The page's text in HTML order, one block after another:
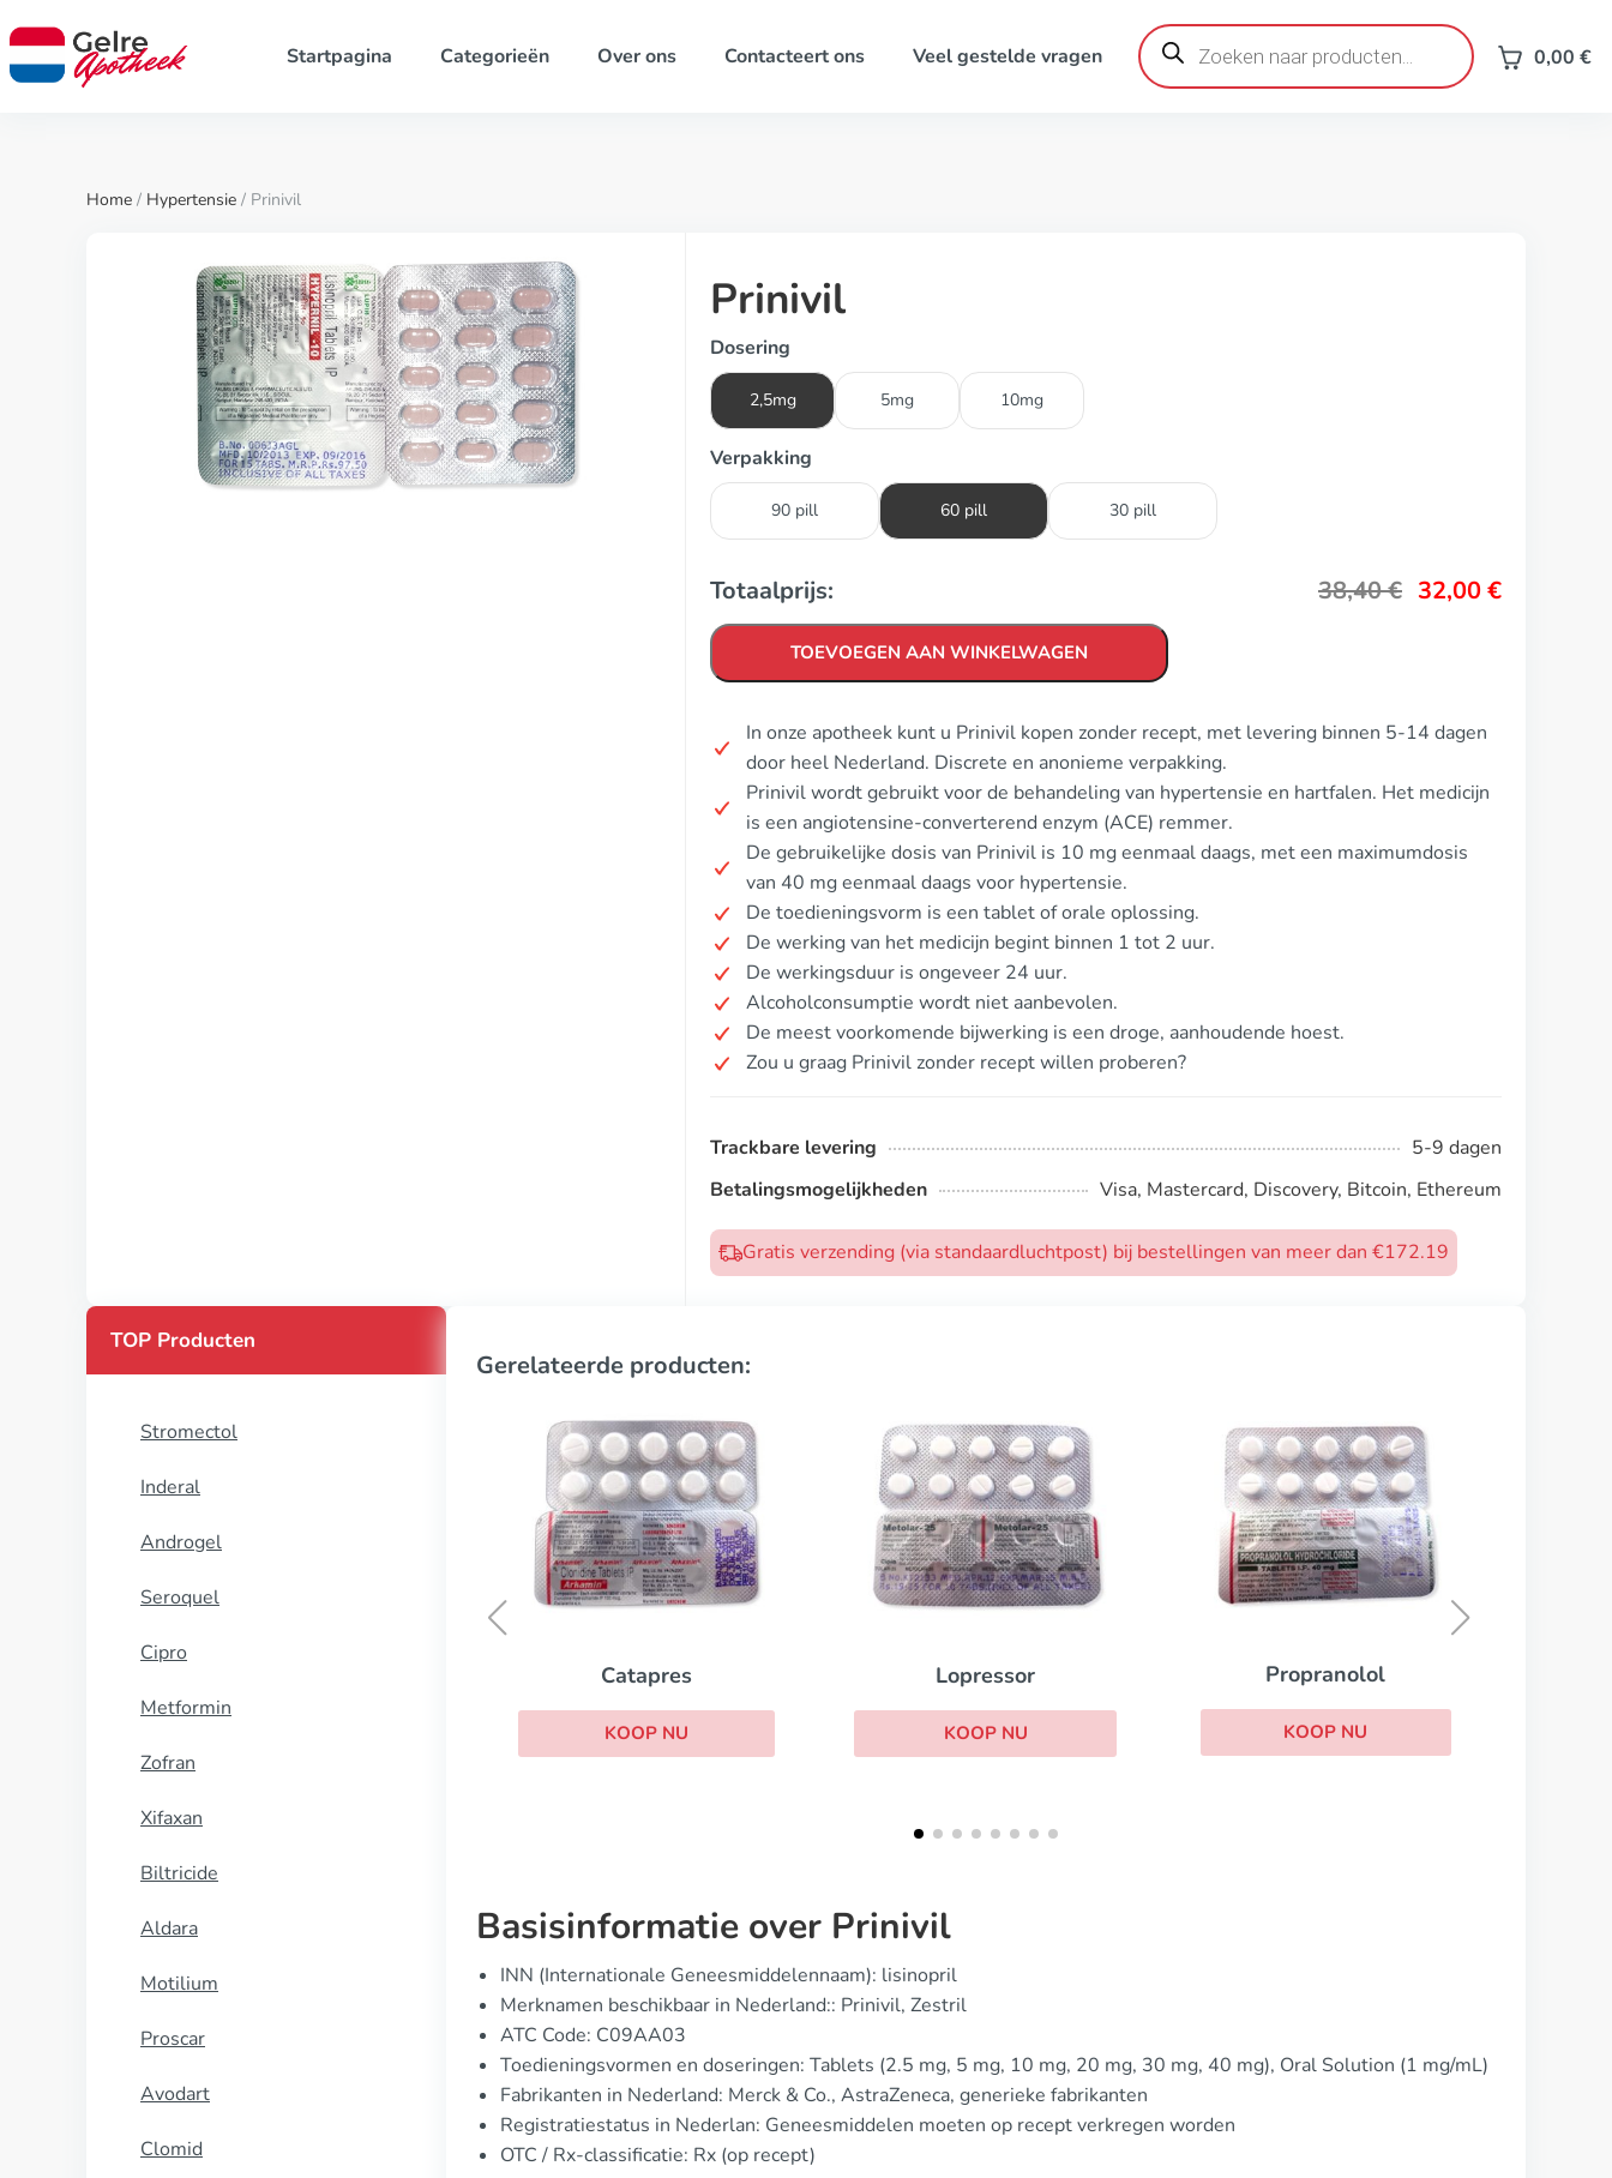
Startpagina Categorieën Over ons Contacteert ons Veel gestelde vragen
Producten
zoeken 0,00 €
Home / Hypertensie / Prinivil
Prinivil
Dosering
2,5mg 5mg 10mg
Verpakking
90 pill 60 pill 30 pill
Totaalprijs: 38,40€ 32,00€
TOEVOEGEN AAN WINKELWAGEN
In onze apotheek kunt u Prinivil kopen zonder recept, met levering binnen 5-14 dagen
door heel Nederland. Discrete en anonieme verpakking.
Prinivil wordt gebruikt voor de behandeling van hypertensie en hartfalen. Het medicijn
is een angiotensine-converterend enzym (ACE) remmer.
De gebruikelijke dosis van Prinivil is 10 mg eenmaal daags, met een maximumdosis
van 40 mg eenmaal daags voor hypertensie.
De toedieningsvorm is een tablet of orale oplossing.
De werking van het medicijn begint binnen 1 tot 2 uur.
De werkingsduur is ongeveer 24 uur.
Alcoholconsumptie wordt niet aanbevolen.
De meest voorkomende bijwerking is een droge, aanhoudende hoest.
Zou u graag Prinivil zonder recept willen proberen?
Trackbare levering
5-9 dagen
Betalingsmogelijkheden
Visa, Mastercard, Discovery, Bitcoin, Ethereum
Gratis verzending (via standaardluchtpost) bij bestellingen van meer dan €172.19
TOP Producten
Stromectol
Inderal
Androgel
Seroquel
Cipro
Metformin
Zofran
Xifaxan
Biltricide
Aldara
Motilium
Proscar
Avodart
Clomid
Gerelateerde producten:
Lopressor
KOOP NU
Propranolol
KOOP NU
Cartia Xt
Basisinformatie over Prinivil
INN (Internationale Geneesmiddelennaam): lisinopril
Merknamen beschikbaar in Nederland:: Prinivil, Zestril
ATC Code: C09AA03
Toedieningsvormen en doseringen: Tablets (2.5 mg, 5 mg, 10 mg, 20 mg, 30 mg, 40 mg), Oral Solution (1 mg/mL)
Fabrikanten in Nederland: Merck & Co., AstraZeneca, generieke fabrikanten
Registratiestatus in Nederlan: Geneesmiddelen moeten op recept verkregen worden
OTC / Rx-classificatie: Rx (op recept)